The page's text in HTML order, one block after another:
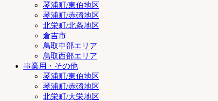
琴浦町/東伯地区
琴浦町/赤碕地区
北栄町/北条地区
倉吉市
鳥取中部エリア
鳥取西部エリア
事業用・その他
琴浦町/東伯地区
琴浦町/赤碕地区
北栄町/大栄地区